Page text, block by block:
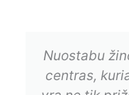
Ilgai